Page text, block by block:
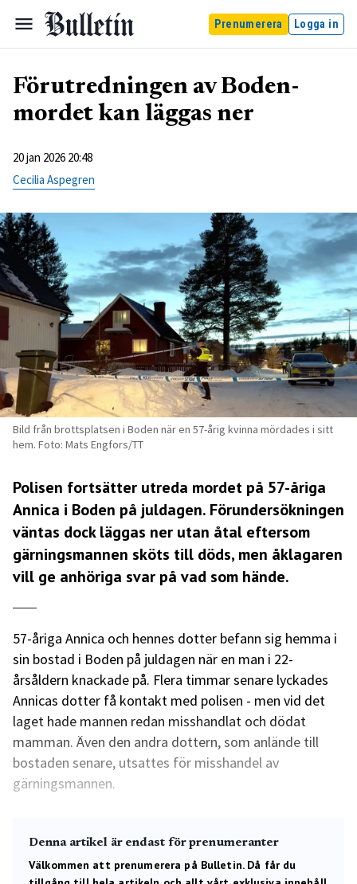
Prenumerera Logga in
Förutredningen av Boden-
mordet kan läggas ner
20 jan 2026 20:48
Cecilia Aspegren
Bild från brottsplatsen i Boden när en 57-årig kvinna mördades i sitt
hem. Foto: Mats Engfors/TT
Polisen fortsätter utreda mordet på 57-åriga
Annica i Boden på juldagen. Förundersökningen
väntas dock läggas ner utan åtal eftersom
gärningsmannen sköts till döds, men åklagaren
vill ge anhöriga svar på vad som hände.
57-åriga Annica och hennes dotter befann sig hemma i
sin bostad i Boden på juldagen när en man i 22-
årsåldern knackade på. Flera timmar senare lyckades
Annicas dotter få kontakt med polisen - men vid det
laget hade mannen redan misshandlat och dödat
mamman. Även den andra dottern, som anlände till
bostaden senare, utsattes för misshandel av
gärningsmannen.
Denna artikel är endast för prenumeranter
Välkommen att prenumerera på Bulletin. Då får du